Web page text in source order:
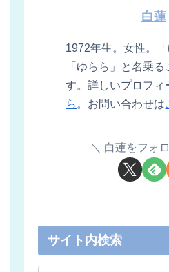
白蓮
1972年生。女性。
「ゆらら」と名乗
す。詳しいプロフィ
ら 。お問い合わせは
白蓮をフォ
サイト内検索